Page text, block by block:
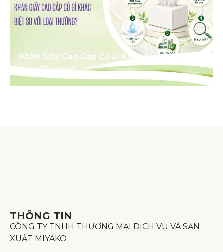
Khăn Giấy Cao Cấp Có Gì Khác Biệt So Với
Loại Thường?
THÔNG TIN
CÔNG TY TNHH THƯƠNG MẠI DỊCH VỤ VÀ SẢN
XUẤT MIYAKO